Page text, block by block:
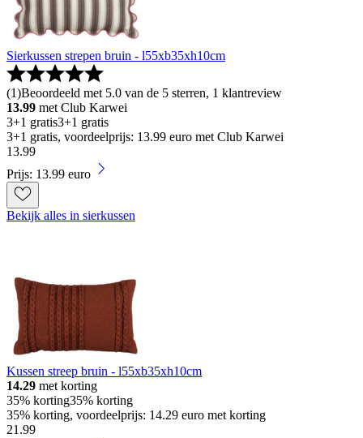
Sierkussen strepen bruin - l55xb35xh10cm
(1)Beoordeeld met 5.0 van de 5 sterren, 1 klantreview
13.99 met Club Karwei
3+1 gratis3+1 gratis
3+1 gratis, voordeelprijs: 13.99 euro met Club Karwei
13.99
Prijs: 13.99 euro
Bekijk alles in sierkussen
Kussen streep bruin - l55xb35xh10cm
14.29 met korting
35% korting35% korting
35% korting, voordeelprijs: 14.29 euro met korting
21 .99